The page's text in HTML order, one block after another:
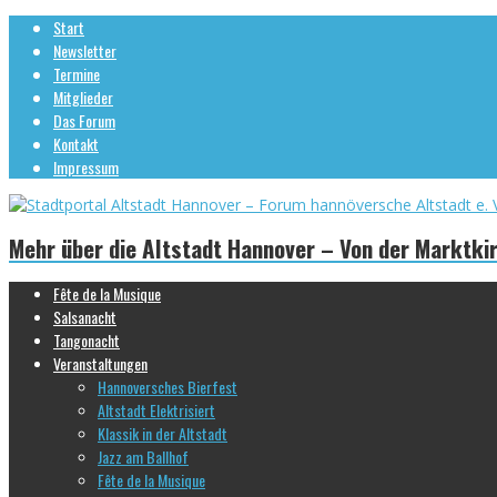
Start
Newsletter
Termine
Mitglieder
Das Forum
Kontakt
Impressum
Mehr über die Altstadt Hannover – Von der
Fête de la Musique
Salsanacht
Tangonacht
Veranstaltungen
Hannoversches Bierfest
Altstadt Elektrisiert
Klassik in der Altstadt
Jazz am Ballhof
Fête de la Musique